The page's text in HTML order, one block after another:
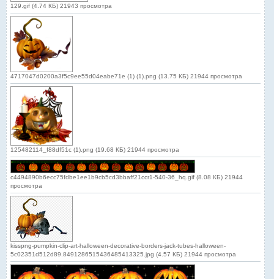
129.gif (4.74 КБ) 21943 просмотра
4717047d0200a3f5c9ee55d04eabe71e (1) (1).png (13.75 КБ) 21944 просмотра
125482114_f88df51c (1).png (19.68 КБ) 21944 просмотра
c4494890b6ecc75fdbe1ee1b9cb5cd3bbaff21ccr1-540-36_hq.gif (8.08 КБ) 21944
просмотра
kisspng-pumpkin-clip-art-halloween-decorative-borders-jack-tubes-halloween-
5c02351d512d89.8491286515436485413325.jpg (4.57 КБ) 21944 просмотра